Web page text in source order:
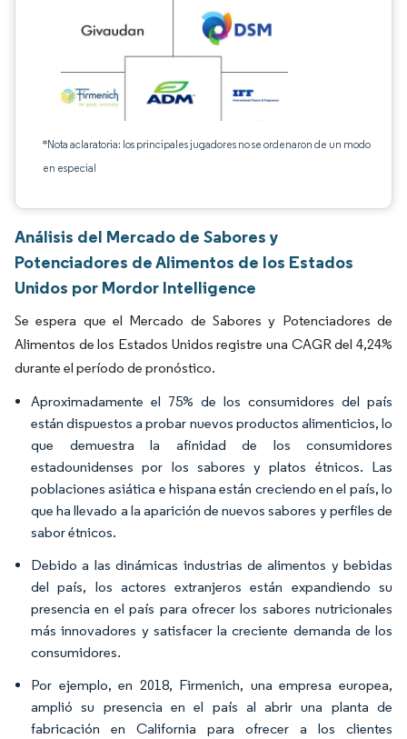
*Nota aclaratoria: los principales jugadores no se ordenaron de un modo
en especial
Análisis del Mercado de Sabores y
Potenciadores de Alimentos de los Estados
Unidos por Mordor Intelligence
Se espera que el Mercado de Sabores y Potenciadores de
Alimentos de los Estados Unidos registre una CAGR del 4,24%
durante el período de pronóstico.
Aproximadamente el 75% de los consumidores del país
están dispuestos a probar nuevos productos alimenticios, lo
que demuestra la afinidad de los consumidores
estadounidenses por los sabores y platos étnicos. Las
poblaciones asiática e hispana están creciendo en el país, lo
que ha llevado a la aparición de nuevos sabores y perfiles de
sabor étnicos.
Debido a las dinámicas industrias de alimentos y bebidas
del país, los actores extranjeros están expandiendo su
presencia en el país para ofrecer los sabores nutricionales
más innovadores y satisfacer la creciente demanda de los
consumidores.
Por ejemplo, en 2018, Firmenich, una empresa europea,
amplió su presencia en el país al abrir una planta de
fabricación en California para ofrecer a los clientes